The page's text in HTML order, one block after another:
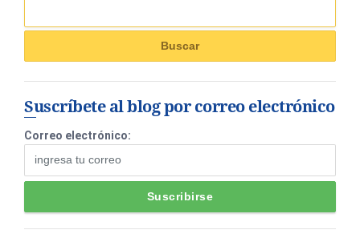
Suscríbete al blog por correo electrónico
Correo electrónico: